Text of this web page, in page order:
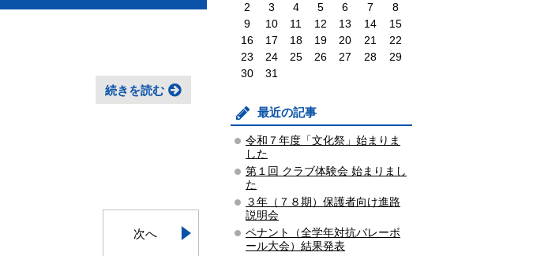
続きを読む
次へ
2
3 4 5 6 7
8
9
10 11 12 13 14
15
16
17 18 19 20 21
22
23
24 25 26 27 28
29
30
31
最近の記事
令和７年度「文化祭」始まりま
した
第１回 クラブ体験会 始まりまし
た
３年（７８期）保護者向け進路
説明会
ペナント（全学年対抗バレーボ
ール大会）結果発表